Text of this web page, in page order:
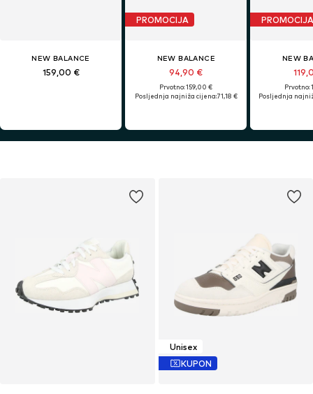
Unisex
KUPON
NEW BALANCE
159,00 €
PROMOCIJA
NEW BALANCE
94,90 €
Prvotno: 159,00 €
Posljednja najniža cijena:71,18 €
NEW
Prvotno:
Posljednja